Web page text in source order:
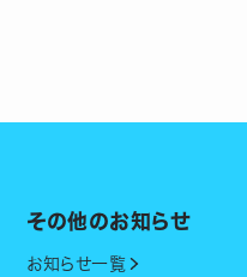
その他のお知らせ
お知らせ一覧